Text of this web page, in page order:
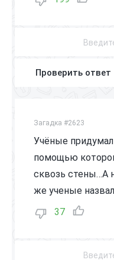
Проверить ответ
Загадка #2623
Учёные
помощью
сквозь стены…А
же ученые
37